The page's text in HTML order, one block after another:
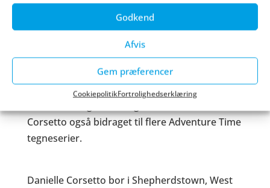
Godkend
Afvis
Gem præferencer
CookiepolitikFortrolighedserklæring
Hendes nye tegneserie Elephant Town er en
lang, langsom grafisk roman om fire
mennesker, der bor i det samme hus, men ikke
kender hinanden.
Corsetto også bidraget til flere Adventure Time
tegneserier.
Danielle Corsetto bor i Shepherdstown, West